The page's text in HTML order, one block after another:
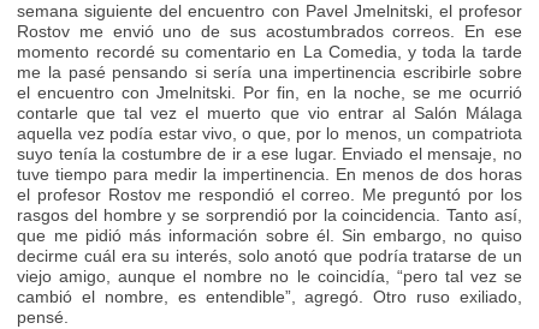
semana siguiente del encuentro con Pavel Jmelnitski, el profesor
Rostov me envió uno de sus acostumbrados correos. En ese
momento recordé su comentario en La Comedia, y toda la tarde
me la pasé pensando si sería una impertinencia escribirle sobre
el encuentro con Jmelnitski. Por fin, en la noche, se me ocurrió
contarle que tal vez el muerto que vio entrar al Salón Málaga
aquella vez podía estar vivo, o que, por lo menos, un compatriota
suyo tenía la costumbre de ir a ese lugar. Enviado el mensaje, no
tuve tiempo para medir la impertinencia. En menos de dos horas
el profesor Rostov me respondió el correo. Me preguntó por los
rasgos del hombre y se sorprendió por la coincidencia. Tanto así,
que me pidió más información sobre él. Sin embargo, no quiso
decirme cuál era su interés, solo anotó que podría tratarse de un
viejo amigo, aunque el nombre no le coincidía, “pero tal vez se
cambió el nombre, es entendible”, agregó. Otro ruso exiliado,
pensé.